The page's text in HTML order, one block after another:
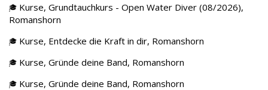
Kurse, Grundtauchkurs - Open Water Diver (08/2026),
Romanshorn
Kurse, Entdecke die Kraft in dir, Romanshorn
Kurse, Gründe deine Band, Romanshorn
Kurse, Gründe deine Band, Romanshorn